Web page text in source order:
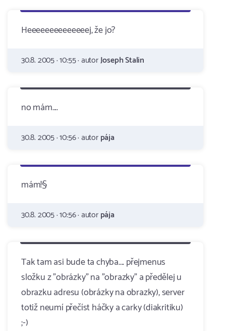
Heeeeeeeeeeeeeej, že jo?
30.8. 2005 · 10:55 · autorJoseph Stalin
no mám....
30.8. 2005 · 10:56 · autorpája
mám!§
30.8. 2005 · 10:56 · autorpája
Tak tam asi bude ta chyba.... přejmenus
složku z "obrázky" na "obrazky" a předělej u
obrazku adresu (obrázky na obrazky), server
totiž neumí přečíst háčky a carky (diakritiku)
;-)